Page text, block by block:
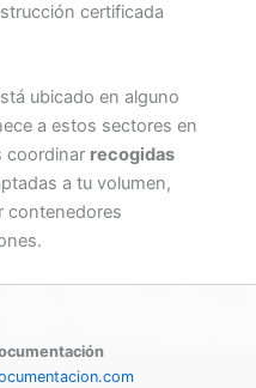
certificada
ubicado en alguno
a estos sectores en
coordinar recogidas
a tu volumen,
contenedores